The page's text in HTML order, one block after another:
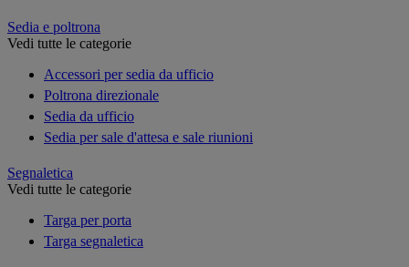
Sedia e poltrona
Vedi tutte le categorie
Accessori per sedia da ufficio
Poltrona direzionale
Sedia da ufficio
Sedia per sale d'attesa e sale riunioni
Segnaletica
Vedi tutte le categorie
Targa per porta
Targa segnaletica